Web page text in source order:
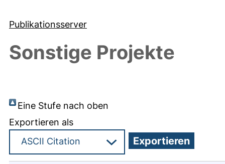
Publikationsserver
Sonstige Projekte
Eine Stufe nach oben
Exportieren als